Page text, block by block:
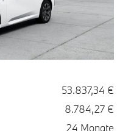
53.837,34 €
8.784,27 €
24 Monate